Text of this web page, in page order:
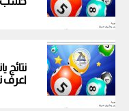
اعرف